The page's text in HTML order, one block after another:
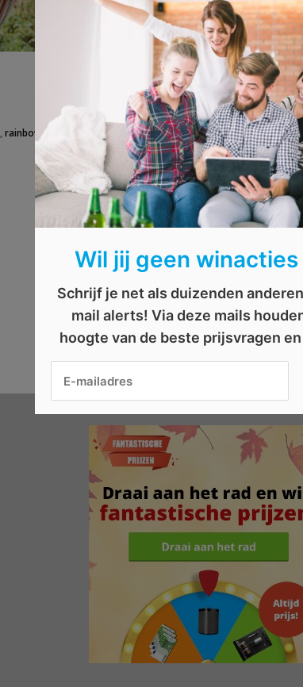
Wil jij kans maken op deze leukeprijs
Jumbo magazine kan terugvinden!
,rainbowhangmatten winnen,zomer
Wil jij geen winacties
Schrijf je net als duizenden
mail alerts! Via deze mails
hoogte van de beste prijsvragen